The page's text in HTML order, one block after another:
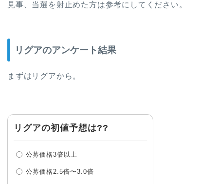
見事、当選を射止めた方は参考にしてください。
リグアのアンケート結果
まずはリグアから。
リグアの初値予想は??
公募価格3倍以上
公募価格2.5倍〜3.0倍